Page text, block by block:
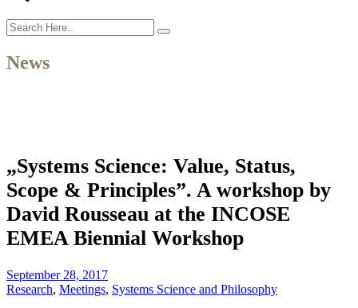
News
„Systems Science: Value, Status,
Scope & Principles”. A workshop by
David Rousseau at the INCOSE
EMEA Biennial Workshop
September 28, 2017
Research, Meetings, Systems Science and Philosophy